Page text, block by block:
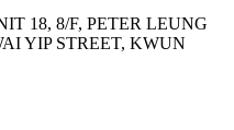
18, 8/F, PETER LEUNG
YIP STREET, KWUN